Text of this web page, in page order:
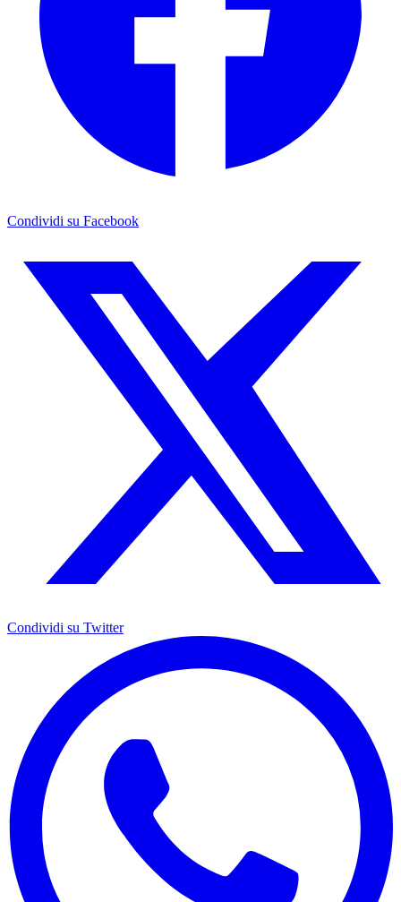
Condividi su Facebook
Condividi su Twitter